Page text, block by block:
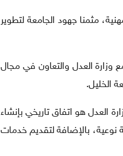
مثمنا جهود الجامعة لتطوير
وزارة العدل والتعاون في مجال
الخليل.
العدل هو اتفاق تاريخي بإنشاء
بالإضافة لتقديم خدمات